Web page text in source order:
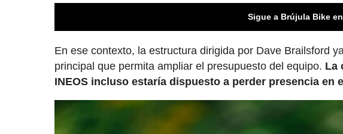
Sigue a Brújula Bike
En ese contexto, la estructura dirigida por Dave Brailsford
principal que permita ampliar el presupuesto del equipo. La
INEOS incluso estaría dispuesto a perder presencia en